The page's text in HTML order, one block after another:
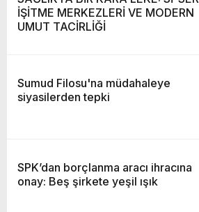
İŞİTME MERKEZLERİ VE MODERN
UMUT TACİRLİĞİ
Sumud Filosu'na müdahaleye
siyasilerden tepki
SPK’dan borçlanma aracı ihracına
onay: Beş şirkete yeşil ışık